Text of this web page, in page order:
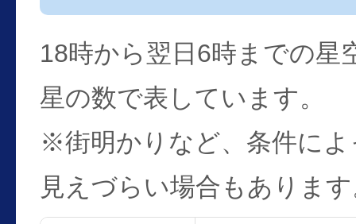
18時から翌日6時までの星
星の数で表しています。
※街明かりなど、条件に
見えづらい場合もありま